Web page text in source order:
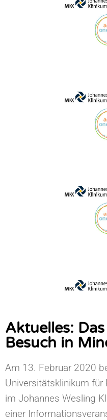
Aktuelles:
Besuch in
Am 13. Februar 2020
Universitätsklinikum für
im Johannes Wesling
einer